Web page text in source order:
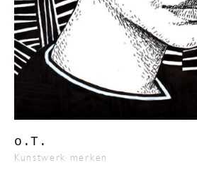
Kunstwerk merken
o.T.